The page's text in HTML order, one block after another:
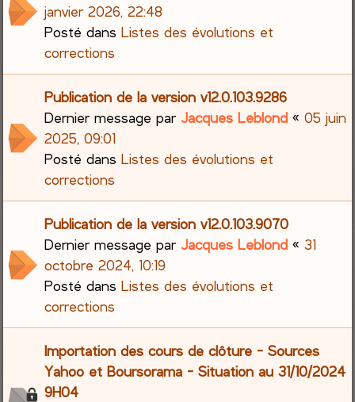
janvier 2026, 22:48
Posté dansListes des évolutions et
corrections
Publication de la version v12.0.103.9286
Dernier message parJacques Leblond «05 juin
2025, 09:01
Posté dansListes des évolutions et
corrections
Publication de la version v12.0.103.9070
Dernier message parJacques Leblond «31
octobre 2024, 10:19
Posté dansListes des évolutions et
corrections
Importation des cours de clôture - Sources
Yahoo et Boursorama - Situation au 31/10/2024
9H04